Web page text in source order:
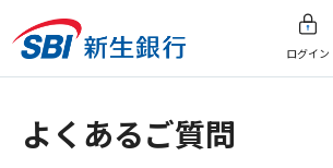
ログイン
よくあるご質問